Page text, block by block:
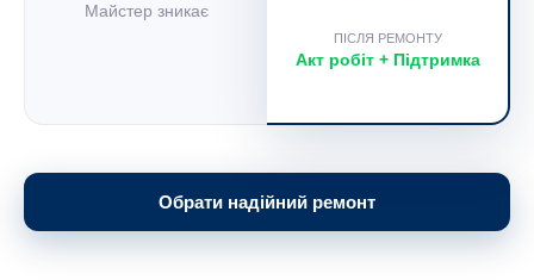
Майстер зникає
ПІСЛЯ РЕМОНТУ
Акт робіт + Підтримка
Обрати надійний ремонт